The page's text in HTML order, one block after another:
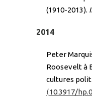
(1910-2013).
2014
Peter
Roosevelt à
cultures
⟨10.3917/